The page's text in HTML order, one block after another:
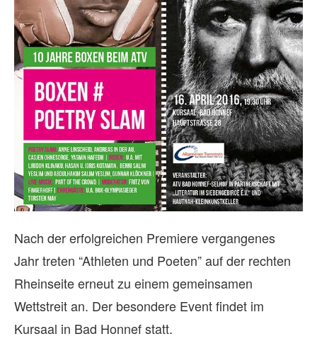
Nach der erfolgreichen Premiere vergangenes
Jahr treten “Athleten und Poeten” auf der rechten
Rheinseite erneut zu einem gemeinsamen
Wettstreit an. Der besondere Event findet im
Kursaal in Bad Honnef statt.